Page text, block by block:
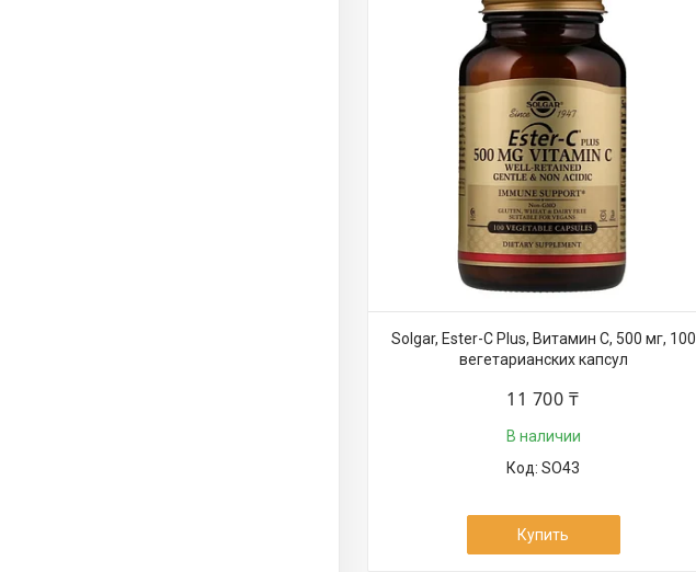
Solgar, Ester-C Plus, Витамин C, 500 мг, 100
вегетарианских капсул
11 700 ₸
В наличии
SO43
Купить